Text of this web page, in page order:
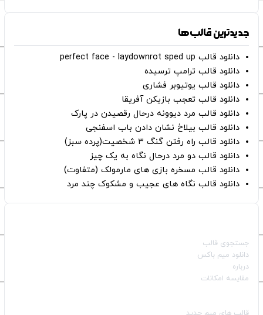
جدیدترین قالب‌ها
دانلود قالب perfect face - laydownrot sped up
دانلود قالب ترامپ ترسیده
دانلود قالب یوتیوبر فشاری
دانلود قالب تعجب بازیکن آفریقا
دانلود قالب مرد دیوونه درحال رقصیدن در پارک
دانلود قالب بیلاخ نشان دادن باب اسفنجی
دانلود قالب راه رفتن گنگ ۳ شخصیت(پرده سبز)
دانلود قالب دو مرد درحال نگاه به یک چیز
دانلود قالب مسخره بازی های مارمولک (متفاوت)
دانلود قالب نگاه های عجیب و مشکوک چند مرد
جستجوی قالب
دانلود میم باکس
درباره
مقایسه امکانات